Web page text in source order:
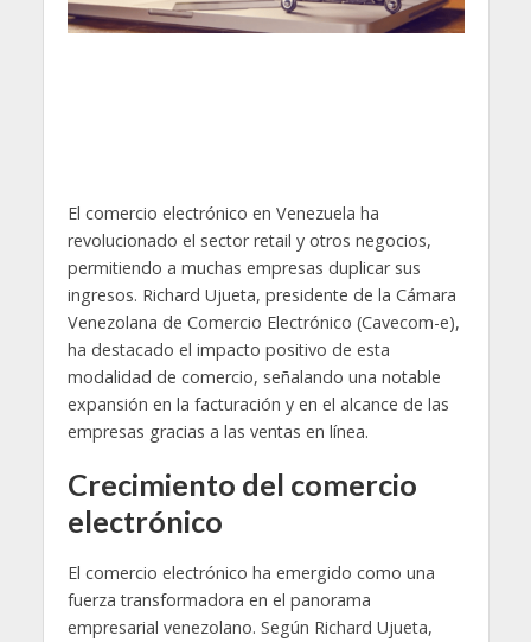
El comercio electrónico en Venezuela ha
revolucionado el sector retail y otros negocios,
permitiendo a muchas empresas duplicar sus
ingresos. Richard Ujueta, presidente de la Cámara
Venezolana de Comercio Electrónico (Cavecom-e),
ha destacado el impacto positivo de esta
modalidad de comercio, señalando una notable
expansión en la facturación y en el alcance de las
empresas gracias a las ventas en línea.
Crecimiento del comercio
electrónico
El comercio electrónico ha emergido como una
fuerza transformadora en el panorama
empresarial venezolano. Según Richard Ujueta,